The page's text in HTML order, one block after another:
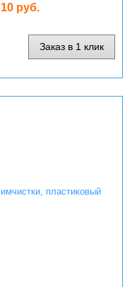
руб.
Заказ в 1 клик